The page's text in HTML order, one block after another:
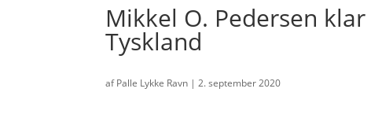
Mikkel O. Pedersen
Tyskland
afPalle Lykke Ravn |2. september 2020